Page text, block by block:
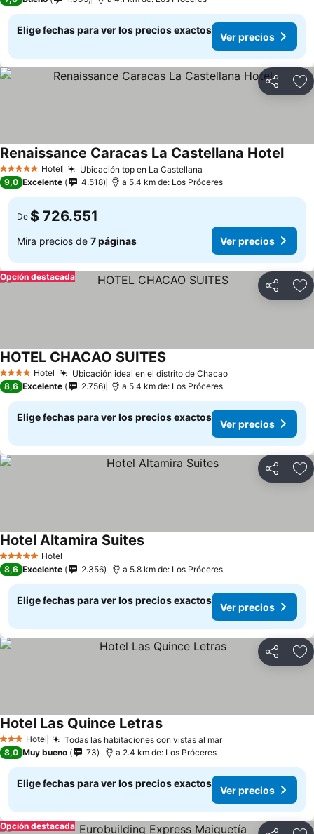
Elige fechas para ver los precios exactos
Ver precios
Compartir
5 Estrellas Hotel Ubicación top en La Castellana
Renaissance Caracas La Castellana Hotel
9,0 Excelente 4.518 a 5.4 km de: Los Próceres
De $ 726.551
Mira precios de 7 páginas Ver precios
Compartir
Opción destacada
4 EstrellasHotel Ubicación ideal en el distrito de Chacao
HOTEL CHACAO SUITES
8,6 Excelente 2.756 a 5.4 km de: Los Próceres
Elige fechas para ver los precios exactos
Ver precios
Compartir
5 Estrellas Hotel
Hotel Altamira Suites
8,6 Excelente 2.356 a 5.8 km de: Los Próceres
Elige fechas para ver los precios exactos
Ver precios
Compartir
3 Estrellas
Hotel Todas las habitaciones con vistas al mar
Hotel Las Quince Letras
8,0 Muy bueno 73 a 2.4 km de: Los Próceres
Elige fechas para ver los precios exactos
Ver precios
Opción destacada